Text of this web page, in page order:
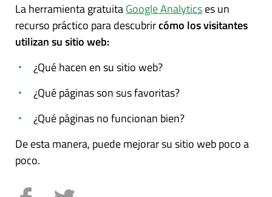
La herramienta gratuitaGoogle Analyticses un
recurso práctico para descubrircómo los visitantes
utilizan su sitio web:
¿Qué hacen en su sitio web?
¿Qué páginas son sus favoritas?
¿Qué páginas no funcionan bien?
De esta manera, puede mejorar su sitio web poco a
poco.